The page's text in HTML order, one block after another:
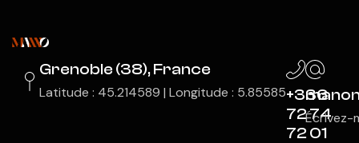
Grenoble (38), France
Latitude : 45.214589 | Longitude : 5.85585+336
72 74
72 01
Écrivez-